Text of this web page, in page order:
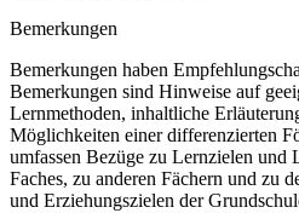
Bemerkungen
Bemerkungen haben
Bemerkungen sind Hinweise auf
Lernmethoden, inhaltliche
Möglichkeiten einer differenzierten
umfassen Bezüge zu Lernzielen und
Faches, zu anderen Fächern und zu
und Erziehungszielen der